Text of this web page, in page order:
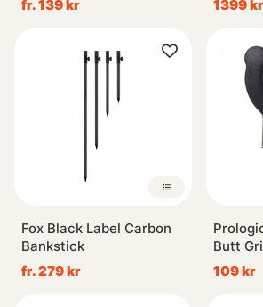
fr. 139 kr
1399 kr
Fox Black Label Carbon
Bankstick
fr. 279 kr
Butt
109 kr